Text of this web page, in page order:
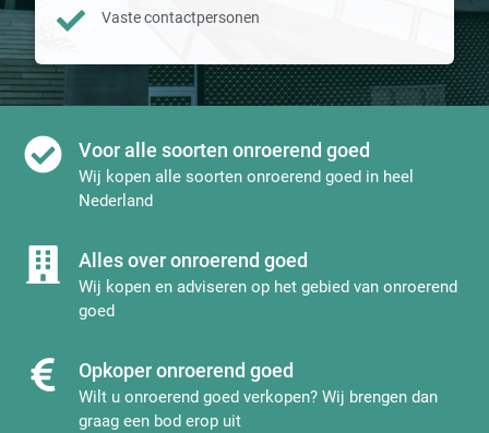
Vaste contactpersonen
Voor alle soorten onroerend goed
Wij kopen alle soorten onroerend goed in heel
Nederland
Alles over onroerend goed
Wij kopen en adviseren op het gebied van onroerend
goed
Opkoper onroerend goed
Wilt u onroerend goed verkopen? Wij brengen dan
graag een bod erop uit